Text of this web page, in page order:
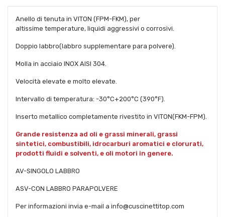
Anello di tenuta in VITON (FPM-FKM), per
altissime temperature, liquidi aggressivi o corrosivi.
Doppio labbro(labbro supplementare para polvere).
Molla in acciaio INOX AISI 304.
Velocità elevate e molto elevate.
Intervallo di temperatura: -30°C+200°C (390°F).
Inserto metallico completamente rivestito in VITON(FKM-FPM).
Grande resistenza ad oli e grassi minerali, grassi
sintetici, combustibili, idrocarburi aromatici e clorurati,
prodotti fluidi e solventi, e oli motori in genere.
AV-SINGOLO LABBRO
ASV-CON LABBRO PARAPOLVERE
Per informazioni invia e-mail a info@cuscinettitop.com